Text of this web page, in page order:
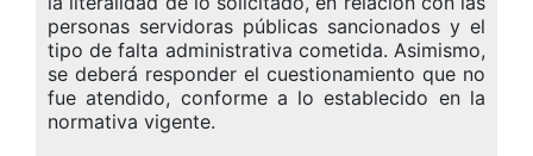
personas servidoras públicas sancionados y el
tipo de falta administrativa cometida. Asimismo,
se deberá responder el cuestionamiento que no
fue atendido, conforme a lo establecido en la
normativa vigente.